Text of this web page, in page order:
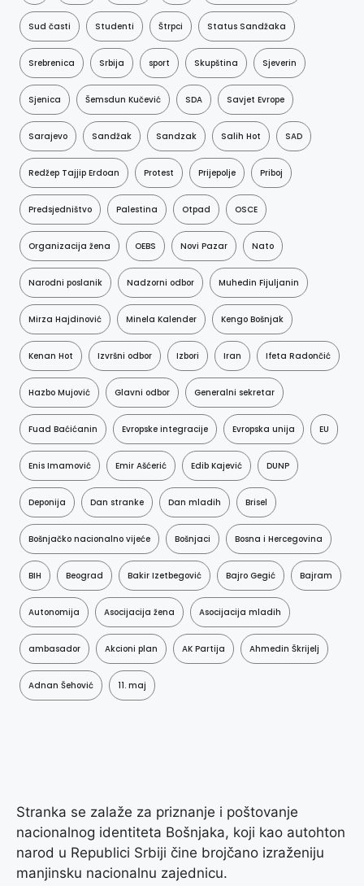
Sud časti Studenti Štrpci Status Sandžaka
Srebrenica Srbija sport Skupština Sjeverin
Sjenica Šemsdun Kučević SDA Savjet Evrope
Sarajevo Sandžak Sandzak Salih Hot SAD
Redžep Tajjip Erdoan Protest Prijepolje Priboj
Predsjedništvo Palestina Otpad OSCE
Organizacija žena OEBS Novi Pazar Nato
Narodni poslanik Nadzorni odbor Muhedin Fijuljanin
Mirza Hajdinović Minela Kalender Kengo Bošnjak
Kenan Hot Izvršni odbor Izbori Iran Ifeta Radončić
Hazbo Mujović Glavni odbor Generalni sekretar
Fuad Baćićanin Evropske integracije Evropska unija EU
Enis Imamović Emir Ašćerić Edib Kajević DUNP
Deponija Dan stranke Dan mladih Brisel
Bošnjačko nacionalno vijeće Bošnjaci Bosna i Hercegovina
BIH Beograd Bakir Izetbegović Bajro Gegić Bajram
Autonomija Asocijacija žena Asocijacija mladih
ambasador Akcioni plan AK Partija Ahmedin Škrijelj
Adnan Šehović 11. maj
Stranka se zalaže za priznanje i poštovanje
nacionalnog identiteta Bošnjaka, koji kao autohton
narod u Republici Srbiji čine brojčano izraženiju
manjinsku nacionalnu zajednicu.